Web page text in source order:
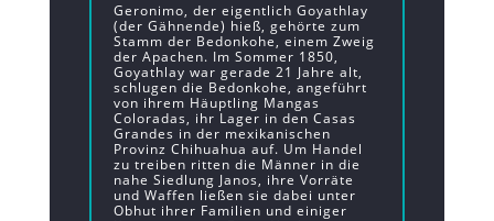
Geronimo, der eigentlich Goyathlay
(der Gähnende) hieß, gehörte zum
Stamm der Bedonkohe, einem Zweig
der Apachen. Im Sommer 1850,
Goyathlay war gerade 21 Jahre alt,
schlugen die Bedonkohe, angeführt
von ihrem Häuptling Mangas
Coloradas, ihr Lager in den Casas
Grandes in der mexikanischen
Provinz Chihuahua auf. Um Handel
zu treiben ritten die Männer in die
nahe Siedlung Janos, ihre Vorräte
und Waffen ließen sie dabei unter
Obhut ihrer Familien und einiger